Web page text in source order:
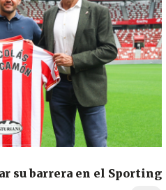
su barrera en el Sporting